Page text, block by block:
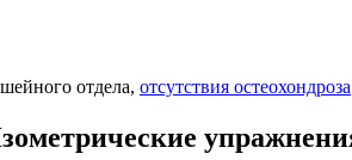
отдела, отсутствия остеохондроза